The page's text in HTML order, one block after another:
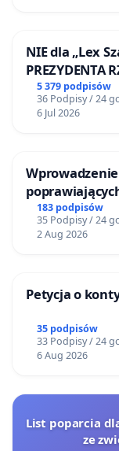
NIE dla „Lex
PREZYDENTA
5 379 podpisów
36 Podpisy / 24
6 Jul 2026
Żeromskiego
183 podpisów
35 Podpisy / 24
2 Aug 2026
Petycja o
35 podpisów
33 Podpisy / 24
6 Aug 2026
List poparcia
ze